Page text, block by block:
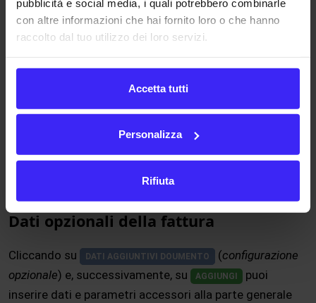
pubblicità e social media, i quali potrebbero combinarle
con altre informazioni che hai fornito loro o che hanno
raccolto dal tuo utilizzo dei loro servizi.
Accetta tutti
Personalizza
Rifiuta
Cliccando su Aggiorna i conteggi
il sistema aggiorna i
sezionePrestazioni o Beni/Servizio nella la sezione
nota di credito elettronica, clicca su
vuoi generare anche il PDF, clicca su
e poi su
Dati opzionali della fattura
Cliccando su DATI AGGIUNTIVI DOUMENTO (configurazione
opzionale) e, successivamente, su AGGIUNGI
puoi
inserire dati e parametri accessori alla parte generale